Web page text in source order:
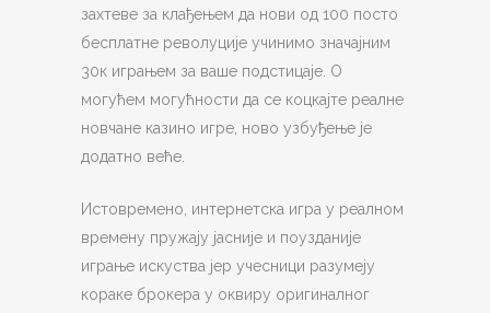
захтеве за клађењем да нови од 100 посто
бесплатне револуције учинимо значајним
30к играњем за ваше подстицаје. О
могућем могућности да се коцкајте реалне
новчане казино игре, ново узбуђење је
додатно веће.
Истовремено, интернетска игра у реалном
времену пружају јасније и поузданије
играње искуства јер учесници разумеју
кораке брокера у оквиру оригиналног